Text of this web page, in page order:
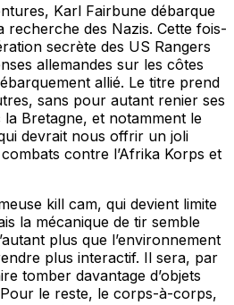
Karl Fairbune débarque
recherche des Nazis. Cette fois-
secrète des US Rangers
allemandes sur les côtes
allié. Le titre prend
sans pour autant renier ses
Bretagne, et notamment le
devrait nous offrir un joli
contre l’Afrika Korps et
kill cam, qui devient limite
la mécanique de tir semble
plus que l’environnement
plus interactif. Il sera, par
tomber davantage d’objets
le reste, le corps-à-corps,